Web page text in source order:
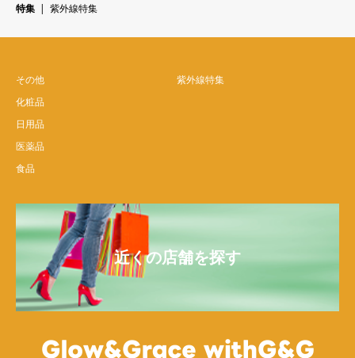
特集
紫外線特集
その他
化粧品
日用品
医薬品
食品
紫外線特集
近くの店舗を探す